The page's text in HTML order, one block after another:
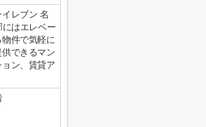
レブン 名
はエレベー
件で気軽に
できるマン
ン、賃貸ア